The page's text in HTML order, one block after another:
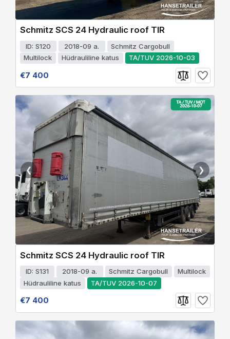
Schmitz SCS 24 Hydraulic roof TIR
ID: S120 2018-09 a.
Schmitz Cargobull
Multilock
Hüdrauliline katus TA/TUV 2026-10-03
€7 400
❮ ❯
Schmitz SCS 24 Hydraulic roof TIR
ID: S131 2018-09 a. Schmitz Cargobull
Multilock
Hüdrauliline katus
TA/TUV 2026-10-07
€7 400